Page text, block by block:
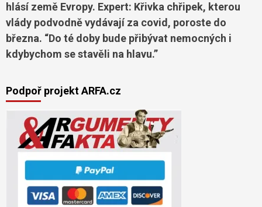
hlásí země Evropy. Expert: Křivka chřipek, kterou
vlády podvodně vydávají za covid, poroste do
března. “Do té doby bude přibývat nemocných i
kdybychom se stavěli na hlavu.”
Podpoř projekt ARFA.cz